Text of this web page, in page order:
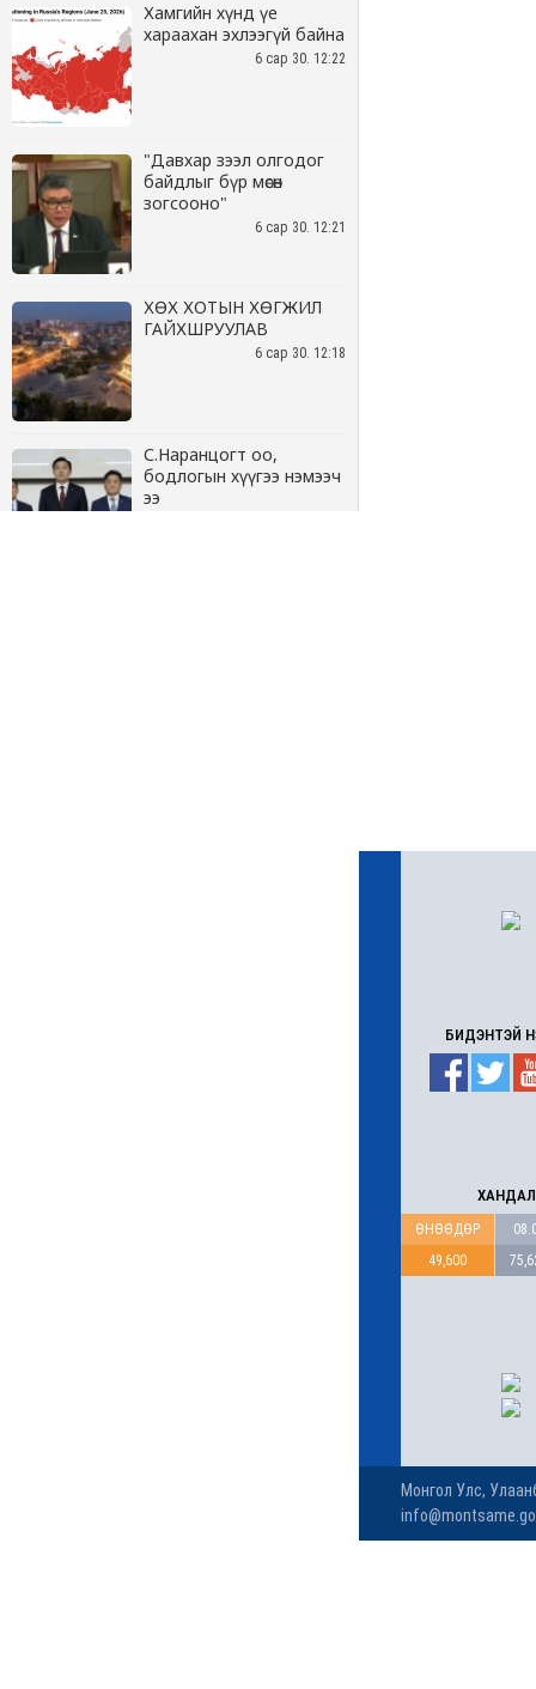
Хамгийн хүнд үе
хараахан эхлээгүй байна
6 сар 30. 12:22
"Давхар зээл олгодог
байдлыг бүр мөсөн
зогсооно"
6 сар 30. 12:21
ХӨХ ХОТЫН ХӨГЖИЛ
ГАЙХШРУУЛАВ
6 сар 30. 12:18
С.Наранцогт оо,
бодлогын хүүгээ нэмээч
ээ